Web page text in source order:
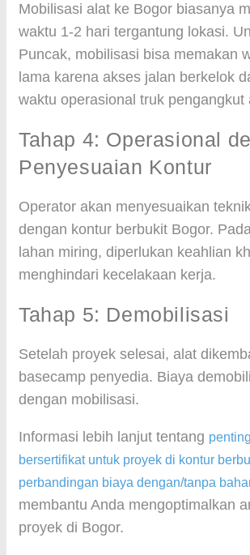
Mobilisasi alat ke Bogor biasanya
waktu 1-2 hari tergantung lokasi.
Puncak, mobilisasi bisa memakan
lama karena akses jalan berkelok
waktu operasional truk pengangkut
Tahap 4: Operasional
Penyesuaian Kontur
Operator akan menyesuaikan
dengan kontur berbukit Bogor.
lahan miring, diperlukan keahlian
menghindari kecelakaan kerja.
Tahap 5: Demobilisasi
Setelah proyek selesai, alat
basecamp penyedia. Biaya
dengan mobilisasi.
Informasi lebih lanjut tentang
bersertifikat untuk proyek di kontur
perbandingan biaya dengan/tanpa
membantu Anda mengoptimalkan
proyek di Bogor.